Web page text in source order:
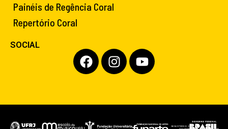
Painéis de Regência Coral
Repertório Coral
SOCIAL